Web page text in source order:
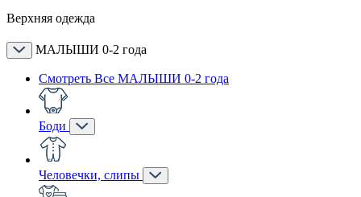
Верхняя одежда
МАЛЫШИ 0-2 года
Смотреть Все МАЛЫШИ 0-2 года
Боди
Человечки, слипы